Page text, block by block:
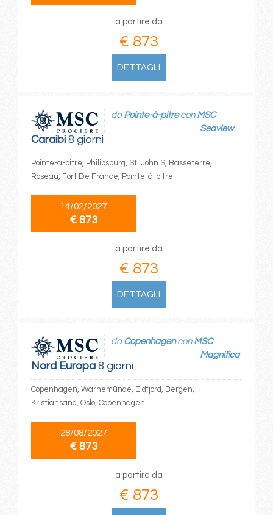
a partire da
€ 873
DETTAGLI
Caraibi8 giorni
da Pointe-à-pitrecon MSC
Seaview
Pointe-à-pitre, Philipsburg, St. John S, Basseterre,
Roseau, Fort De France, Pointe-à-pitre
14/02/2027
€ 873
a partire da
€ 873
DETTAGLI
Nord Europa8 giorni
da Copenhagencon MSC
Magnifica
Copenhagen, Warnemünde, Eidfjord, Bergen,
Kristiansand, Oslo, Copenhagen
28/08/2027
€ 873
a partire da
€ 873